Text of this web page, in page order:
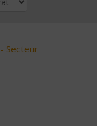
Secteur